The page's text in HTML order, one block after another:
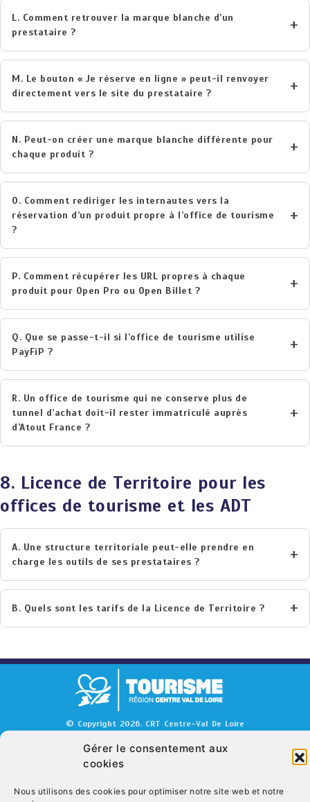
Gérer le consentement aux
cookies
Nous utilisons des cookies pour optimiser notre site web et notre
L. Comment retrouver la marque blanche d’un
prestataire ?
M. Le bouton « Je réserve en ligne » peut-il renvoyer
directement vers le site du prestataire ?
N. Peut-on créer une marque blanche différente pour
chaque produit ?
O. Comment rediriger les internautes vers la
réservation d’un produit propre à l’office de tourisme
?
P. Comment récupérer les URL propres à chaque
produit pour Open Pro ou Open Billet ?
Q. Que se passe-t-il si l’office de tourisme utilise
PayFiP ?
R. Un office de tourisme qui ne conserve plus de
tunnel d’achat doit-il rester immatriculé auprès
d’Atout France ?
8. Licence de Territoire pour les
offices de tourisme et les ADT
A. Une structure territoriale peut-elle prendre en
charge les outils de ses prestataires ?
B. Quels sont les tarifs de la Licence de Territoire ?
© Copyright 2026. CRT Centre-Val De Loire
Mentions légales